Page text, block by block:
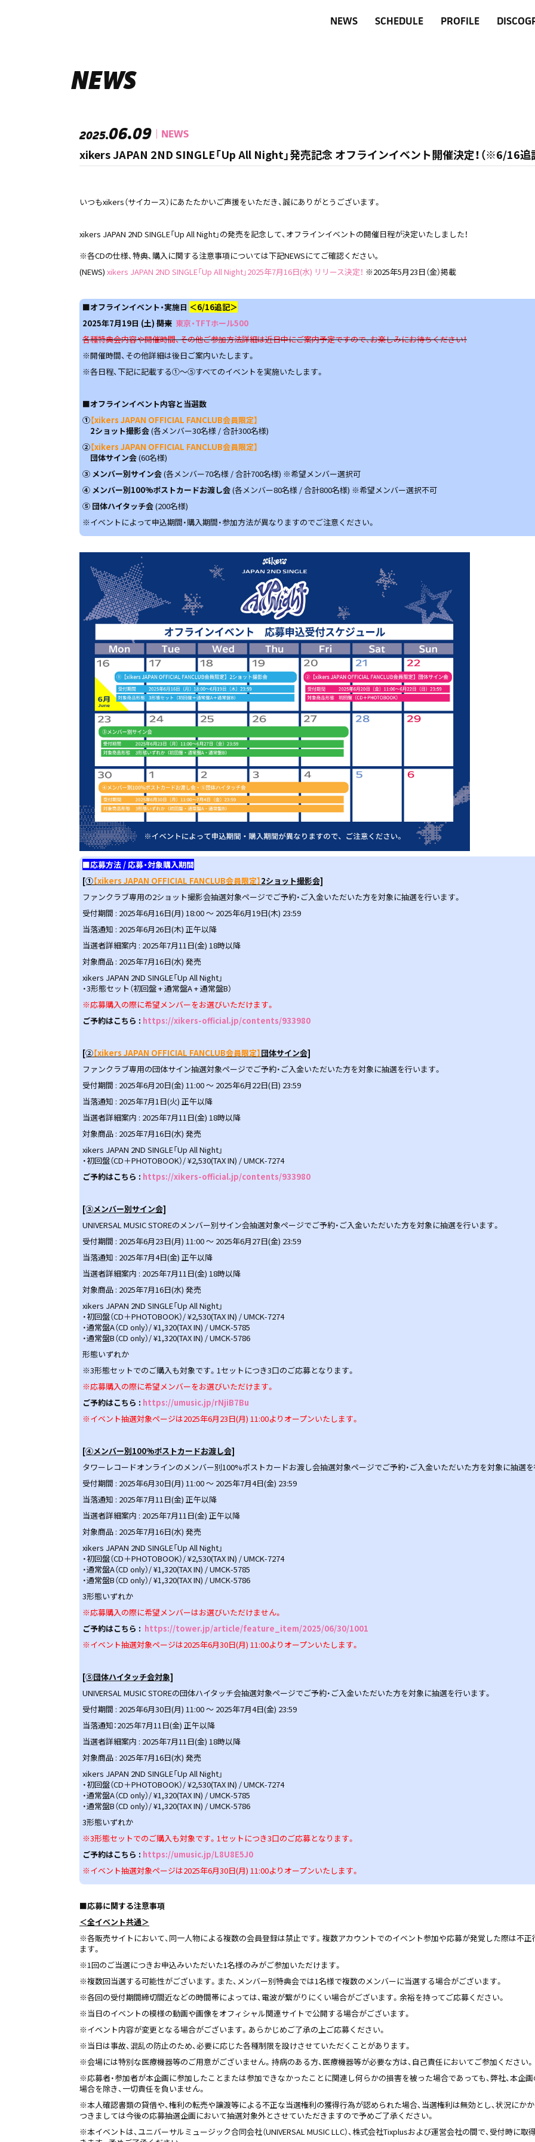
NEWS SCHEDULE PROFILE
NEWS
2025.06.09 NEWS
xikers JAPAN 2ND SINGLE「Up All Night」発売記念 オフラインイベント開催決定！（※6/16追
いつもxikers（サイカース）にあたたかいご声援をいただき、誠にありがとうございます。
xikers JAPAN 2ND SINGLE「Up All Night」の発売を記念して、オフラインイベントの開催日程が決定いたしました！
※各CDの仕様､特典､購入に関する注意事項については下記NEWSにてご確認ください｡
(NEWS) xikers JAPAN 2ND SINGLE「Up All Night」2025年7月16日(水) リリース決定！ ※2025年5月23日（金）掲載
■オフラインイベント・実施日 ＜6/16追記＞
2025年7月19日 (土) 関東 東京・TFTホール500
各種特典会内容や開催時間、その他ご参加方法詳細は近日中にご案内予定ですので、お楽しみにお待ちください！
※開催時間、その他詳細は後日ご案内いたします。
※各日程、下記に記載する①～⑤すべてのイベントを実施いたします。
■オフラインイベント内容と当選数
①【xikers JAPAN OFFICIAL FANCLUB会員限定】
2ショット撮影会(各メンバー30名様 / 合計300名様)
②【xikers JAPAN OFFICIAL FANCLUB会員限定】
団体サイン会(60名様)
③ メンバー別サイン会(各メンバー70名様 / 合計700名様) ※希望メンバー選択可
④ メンバー別100%ポストカードお渡し会(各メンバー80名様 / 合計800名様) ※希望メンバー選択不可
⑤ 団体ハイタッチ会(200名様)
※イベントによって申込期間・購入期間・参加方法が異なりますのでご注意ください。
■応募方法 / 応募・対象購入期間
[①【xikers JAPAN OFFICIAL FANCLUB会員限定】2ショット撮影会]
ファンクラブ専用の2ショット撮影会抽選対象ページでご予約・ご入金いただいた方を対象に抽選を行います。
受付期間 : 2025年6月16日(月) 18:00 ～ 2025年6月19日(木) 23:59
当落通知 : 2025年6月26日(木) 正午以降
当選者詳細案内 : 2025年7月11日(金) 18時以降
対象商品 : 2025年7月16日(水) 発売
xikers JAPAN 2ND SINGLE「Up All Night」
・3形態セット（初回盤 + 通常盤A + 通常盤B）
※応募購入の際に希望メンバーをお選びいただけます。
ご予約はこちら : https://xikers-official.jp/contents/933980
[②【xikers JAPAN OFFICIAL FANCLUB会員限定】団体サイン会]
ファンクラブ専用の団体サイン抽選対象ページでご予約・ご入金いただいた方を対象に抽選を行います。
受付期間 : 2025年6月20日(金) 11:00 ～ 2025年6月22日(日) 23:59
当落通知 : 2025年7月1日(火) 正午以降
当選者詳細案内 : 2025年7月11日(金) 18時以降
対象商品 : 2025年7月16日(水) 発売
xikers JAPAN 2ND SINGLE「Up All Night」
・初回盤（CD＋PHOTOBOOK）/ ¥2,530(TAX IN) / UMCK-7274
ご予約はこちら : https://xikers-official.jp/contents/933980
[③メンバー別サイン会]
UNIVERSAL MUSIC STOREのメンバー別サイン会抽選対象ページでご予約・ご入金いただいた方を対象に抽選を行います。
受付期間 : 2025年6月23日(月) 11:00 ～ 2025年6月27日(金) 23:59
当落通知 : 2025年7月4日(金) 正午以降
当選者詳細案内 : 2025年7月11日(金) 18時以降
対象商品 : 2025年7月16日(水) 発売
xikers JAPAN 2ND SINGLE「Up All Night」
・初回盤（CD＋PHOTOBOOK）/ ¥2,530(TAX IN) / UMCK-7274
・通常盤A（CD only）/ ¥1,320(TAX IN) / UMCK-5785
・通常盤B（CD only）/ ¥1,320(TAX IN) / UMCK-5786
形態いずれか
※3形態セットでのご購入も対象です。1セットにつき3口のご応募となります。
※応募購入の際に希望メンバーをお選びいただけます。
ご予約はこちら : https://umusic.jp/rNjiB7Bu
※イベント抽選対象ページは2025年6月23日(月) 11:00よりオープンいたします。
[④メンバー別100%ポストカードお渡し会]
タワーレコードオンラインのメンバー別100%ポストカードお渡し会抽選対象ページでご予約・ご入金いただいた方を対象に抽選を
受付期間 : 2025年6月30日(月) 11:00 ～ 2025年7月4日(金) 23:59
当落通知 : 2025年7月11日(金) 正午以降
当選者詳細案内 : 2025年7月11日(金) 正午以降
対象商品 : 2025年7月16日(水) 発売
xikers JAPAN 2ND SINGLE「Up All Night」
・初回盤（CD＋PHOTOBOOK）/ ¥2,530(TAX IN) / UMCK-7274
・通常盤A（CD only）/ ¥1,320(TAX IN) / UMCK-5785
・通常盤B（CD only）/ ¥1,320(TAX IN) / UMCK-5786
3形態いずれか
※応募購入の際に希望メンバーはお選びいただけません。
ご予約はこちら : https://tower.jp/article/feature_item/2025/06/30/1001
※イベント抽選対象ページは2025年6月30日(月) 11:00よりオープンいたします。
[⑤団体ハイタッチ会対象]
UNIVERSAL MUSIC STOREの団体ハイタッチ会抽選対象ページでご予約・ご入金いただいた方を対象に抽選を行います。
受付期間 : 2025年6月30日(月) 11:00 ～ 2025年7月4日(金) 23:59
当落通知：2025年7月11日(金) 正午以降
当選者詳細案内 : 2025年7月11日(金) 18時以降
対象商品 : 2025年7月16日(水) 発売
xikers JAPAN 2ND SINGLE「Up All Night」
・初回盤（CD＋PHOTOBOOK）/ ¥2,530(TAX IN) / UMCK-7274
・通常盤A（CD only）/ ¥1,320(TAX IN) / UMCK-5785
・通常盤B（CD only）/ ¥1,320(TAX IN) / UMCK-5786
3形態いずれか
※3形態セットでのご購入も対象です。1セットにつき3口のご応募となります。
ご予約はこちら : https://umusic.jp/L8U8E5J0
※イベント抽選対象ページは2025年6月30日(月) 11:00よりオープンいたします。
■応募に関する注意事項
＜全イベント共通＞
※各販売サイトにおいて、同一人物による複数の会員登録は禁止です。複数アカウントでのイベント参加や応募が発覚した際は不
ます。
※1回のご当選につきお申込みいただいた1名様のみがご参加いただけます。
※複数回当選する可能性がございます。また、メンバー別特典会では1名様で複数のメンバーに当選する場合がございます。
※各回の受付期間締切間近などの時間帯によっては、電波が繋がりにくい場合がございます。余裕を持ってご応募ください。
※当日のイベントの模様の動画や画像をオフィシャル関連サイトで公開する場合がございます。
※イベント内容が変更となる場合がございます。あらかじめご了承の上ご応募ください。
※当日は事故、混乱の防止のため、必要に応じた各種制限を設けさせていただくことがあります。
※会場には特別な医療機器等のご用意がございません。持病のある方、医療機器等が必要な方は、自己責任においてご参加ください。
※応募者・参加者が本企画に参加したことまたは参加できなかったことに関連し何らかの損害を被った場合であっても、弊社、本企
場合を除き、一切責任を負いません。
※本人確認書類の貸借や、権利の転売や譲渡等による不正な当選権利の獲得行為が認められた場合、当選権利は無効とし、状況にか
つきましては今後の応募抽選企画において抽選対象外とさせていただきますので予めご了承ください。
※本イベントは、ユニバーサルミュージック合同会社（UNIVERSAL MUSIC LLC）、株式会社Tixplusおよび運営会社の間で、受付時に